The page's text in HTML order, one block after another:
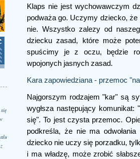
Klaps nie jest wychowawczym
podważa go. Uczymy dziecko,
nie. Wszystko zalezy od
dziecku zasad, które może
spuścimy je z oczu, będzie
wpojonych jasnych zasad.
Kara zapowiedziana - przemoc
Najgorszym rodzajem "kar" są
wygłsza następujący
się". To jest czysta przemoc.
podkreśla, że nie ma
dziecko nie uczy się porzadku,
i ma władzę, może zrobić